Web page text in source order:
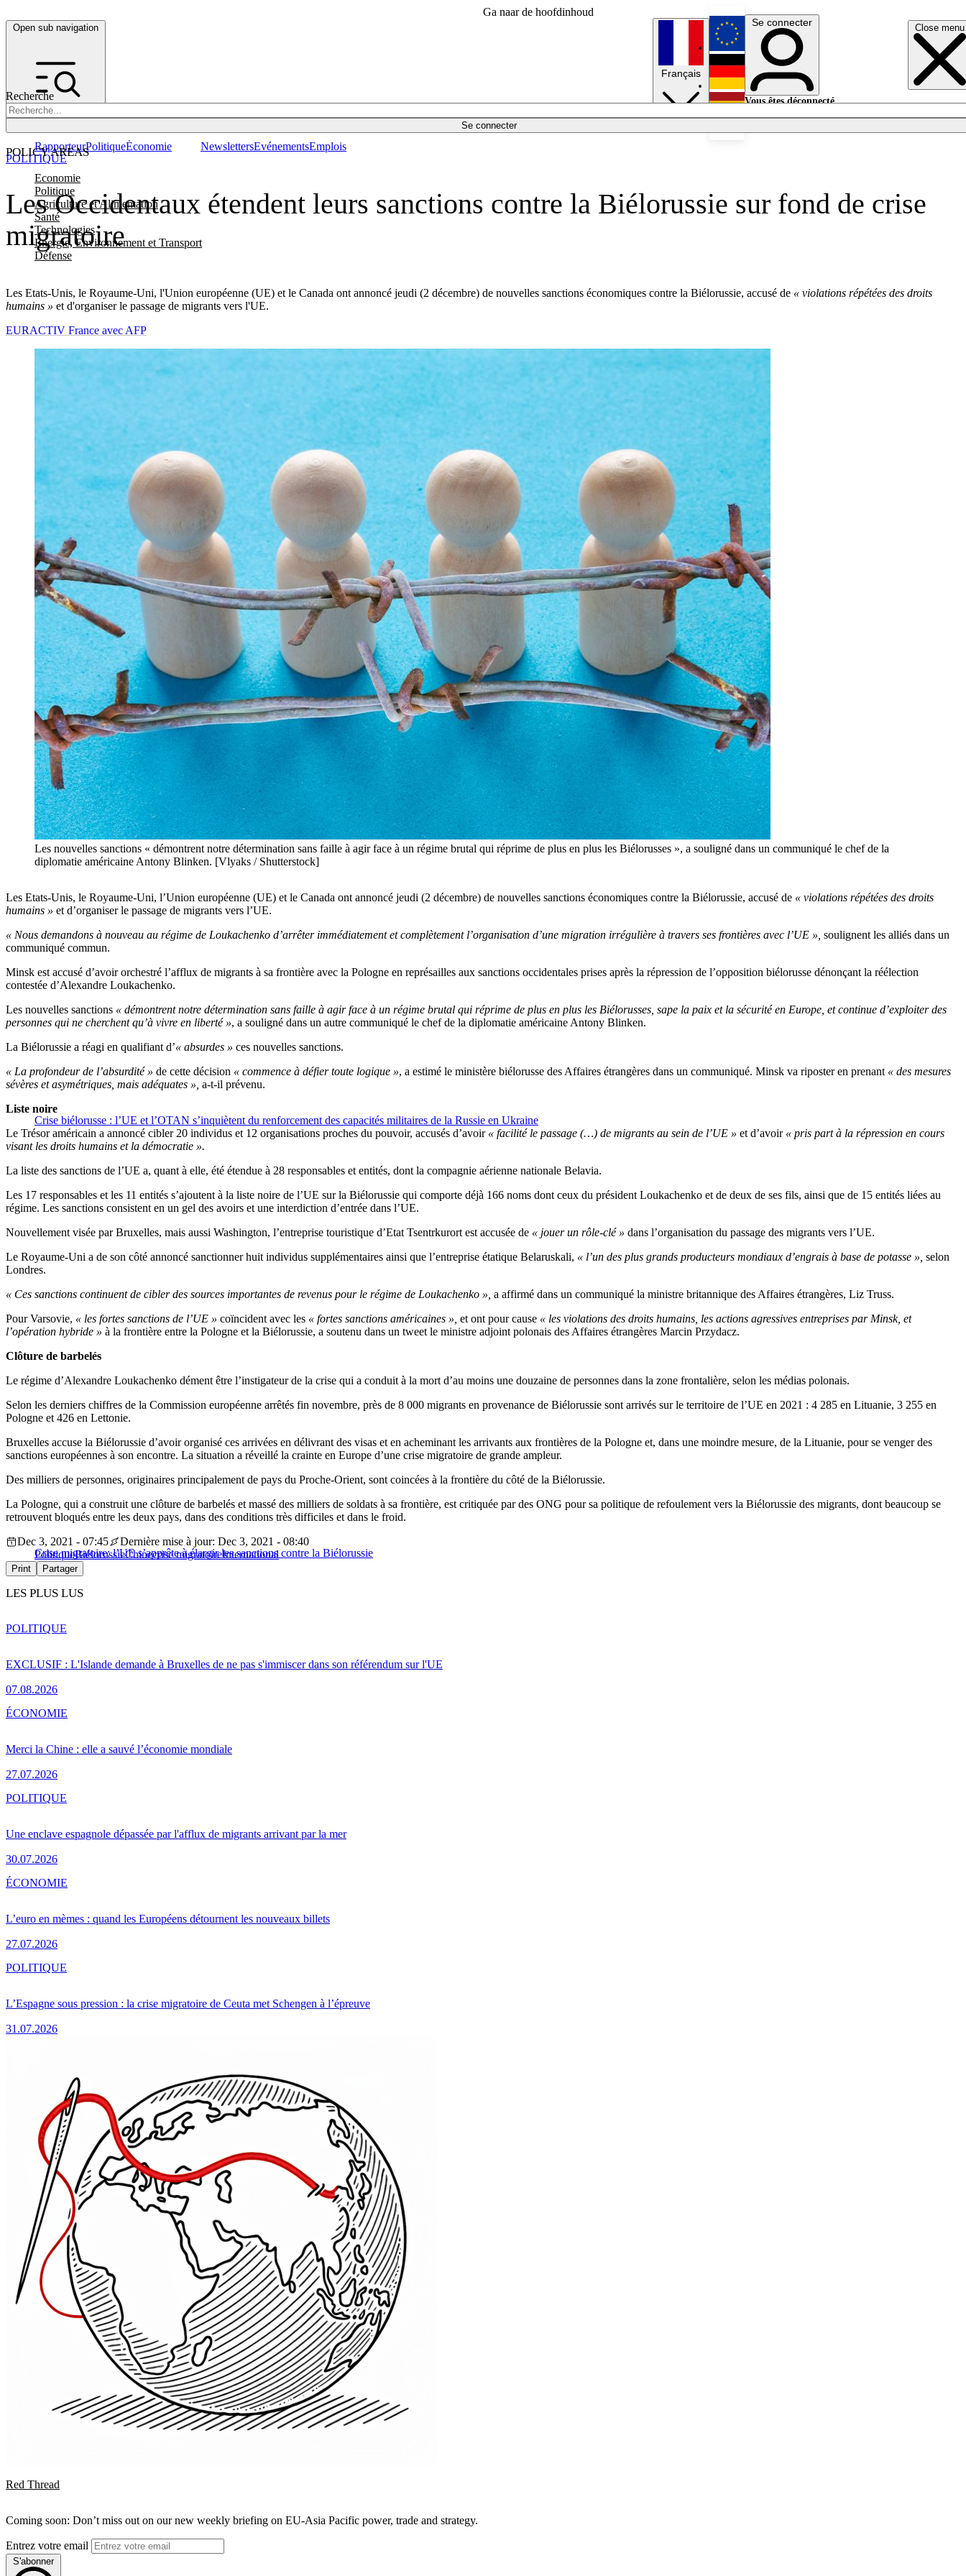
Ga naar de hoofdinhoud
Open sub navigation Close menu
Recherche
Se connecter
POLICY AREAS
Economie
Politique
Agriculture et Alimentation
Santé
Technologies
Energie, Environnement et Transport
Défense
RapporteurPolitiqueÉconomie NewslettersEvénementsEmplois
Français
English
Deutsch
Se connecter
Vous êtes déconnecté.
Les Occidentaux étendent leurs sanctions contre la Biélorussie sur fond de crise
migratoire
Les Etats-Unis, le Royaume-Uni, l'Union européenne (UE) et le Canada ont annoncé jeudi (2 décembre) de nouvelles sanctions économiques contre la Biélorussie, accusé de « violations répétées des droits
humains » et d'organiser le passage de migrants vers l'UE.
POLITIQUE
EURACTIV France avec AFP
Les nouvelles sanctions « démontrent notre détermination sans faille à agir face à un régime brutal qui réprime de plus en plus les Biélorusses », a souligné dans un communiqué le chef de la
diplomatie américaine Antony Blinken. [Vlyaks / Shutterstock]
Les Etats-Unis, le Royaume-Uni, l’Union européenne (UE) et le Canada ont annoncé jeudi (2 décembre) de nouvelles sanctions économiques contre la Biélorussie, accusé de « violations répétées des droits
humains » et d’organiser le passage de migrants vers l’UE.
« Nous demandons à nouveau au régime de Loukachenko d’arrêter immédiatement et complètement l’organisation d’une migration irrégulière à travers ses frontières avec l’UE », soulignent les alliés dans un
communiqué commun.
Minsk est accusé d’avoir orchestré l’afflux de migrants à sa frontière avec la Pologne en représailles aux sanctions occidentales prises après la répression de l’opposition biélorusse dénonçant la réélection
contestée d’Alexandre Loukachenko.
Les nouvelles sanctions « démontrent notre détermination sans faille à agir face à un régime brutal qui réprime de plus en plus les Biélorusses, sape la paix et la sécurité en Europe, et continue d’exploiter des
personnes qui ne cherchent qu’à vivre en liberté », a souligné dans un autre communiqué le chef de la diplomatie américaine Antony Blinken.
La Biélorussie a réagi en qualifiant d’« absurdes » ces nouvelles sanctions.
« La profondeur de l’absurdité » de cette décision « commence à défier toute logique », a estimé le ministère biélorusse des Affaires étrangères dans un communiqué. Minsk va riposter en prenant « des mesures
sévères et asymétriques, mais adéquates », a-t-il prévenu.
Crise biélorusse : l’UE et l’OTAN s’inquiètent du renforcement des capacités militaires de la Russie en Ukraine
Liste noire
Le Trésor américain a annoncé cibler 20 individus et 12 organisations proches du pouvoir, accusés d’avoir « facilité le passage (…) de migrants au sein de l’UE » et d’avoir « pris part à la répression en cours
visant les droits humains et la démocratie ».
La liste des sanctions de l’UE a, quant à elle, été étendue à 28 responsables et entités, dont la compagnie aérienne nationale Belavia.
Les 17 responsables et les 11 entités s’ajoutent à la liste noire de l’UE sur la Biélorussie qui comporte déjà 166 noms dont ceux du président Loukachenko et de deux de ses fils, ainsi que de 15 entités liées au
régime. Les sanctions consistent en un gel des avoirs et une interdiction d’entrée dans l’UE.
Nouvellement visée par Bruxelles, mais aussi Washington, l’entreprise touristique d’Etat Tsentrkurort est accusée de « jouer un rôle-clé » dans l’organisation du passage des migrants vers l’UE.
Le Royaume-Uni a de son côté annoncé sanctionner huit individus supplémentaires ainsi que l’entreprise étatique Belaruskali, « l’un des plus grands producteurs mondiaux d’engrais à base de potasse », selon
Londres.
« Ces sanctions continuent de cibler des sources importantes de revenus pour le régime de Loukachenko », a affirmé dans un communiqué la ministre britannique des Affaires étrangères, Liz Truss.
Pour Varsovie, « les fortes sanctions de l’UE » coïncident avec les « fortes sanctions américaines », et ont pour cause « les violations des droits humains, les actions agressives entreprises par Minsk, et
l’opération hybride » à la frontière entre la Pologne et la Biélorussie, a soutenu dans un tweet le ministre adjoint polonais des Affaires étrangères Marcin Przydacz.
Clôture de barbelés
Le régime d’Alexandre Loukachenko dément être l’instigateur de la crise qui a conduit à la mort d’au moins une douzaine de personnes dans la zone frontalière, selon les médias polonais.
Selon les derniers chiffres de la Commission européenne arrêtés fin novembre, près de 8 000 migrants en provenance de Biélorussie sont arrivés sur le territoire de l’UE en 2021 : 4 285 en Lituanie, 3 255 en
Pologne et 426 en Lettonie.
Bruxelles accuse la Biélorussie d’avoir organisé ces arrivées en délivrant des visas et en acheminant les arrivants aux frontières de la Pologne et, dans une moindre mesure, de la Lituanie, pour se venger des
sanctions européennes à son encontre. La situation a réveillé la crainte en Europe d’une crise migratoire de grande ampleur.
Des milliers de personnes, originaires principalement de pays du Proche-Orient, sont coincées à la frontière du côté de la Biélorussie.
La Pologne, qui a construit une clôture de barbelés et massé des milliers de soldats à sa frontière, est critiquée par des ONG pour sa politique de refoulement vers la Biélorussie des migrants, dont beaucoup se
retrouvent bloqués entre les deux pays, dans des conditions très difficiles et dans le froid.
Crise migratoire: l’UE s’apprête à élargir les sanctions contre la Biélorussie
Dec 3, 2021 - 07:45
Dernière mise à jour: Dec 3, 2021 - 08:40
PolitiqueBiélorussieChinecrise migratoireInternational
Print Partager
LES PLUS LUS
EXCLUSIF : L'Islande demande à Bruxelles de ne pas s'immiscer dans son référendum sur l'UE
07.08.2026
POLITIQUE
Merci la Chine : elle a sauvé l’économie mondiale
27.07.2026
ÉCONOMIE
Une enclave espagnole dépassée par l'afflux de migrants arrivant par la mer
30.07.2026
POLITIQUE
L’euro en mèmes : quand les Européens détournent les nouveaux billets
27.07.2026
ÉCONOMIE
L’Espagne sous pression : la crise migratoire de Ceuta met Schengen à l’épreuve
31.07.2026
POLITIQUE
Red Thread
Coming soon: Don’t miss out on our new weekly briefing on EU-Asia Pacific power, trade and strategy.
Entrez votre email
S'abonner